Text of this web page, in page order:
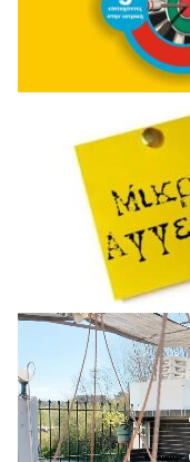
Πρόγραμμα
Αναπαραγωγής
Βίντεο